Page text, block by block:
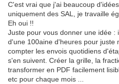
C'est vrai que j'ai beaucoup
uniquement des SAL, je travaille
Eh oui !!
Juste pour vous donner une idée :
d'une 100aine d'heures pour juste
compter les envois quotidiens
s'en suivent. Créer la grille, la
transformer en PDF facilement
etc pour chaque mois ...